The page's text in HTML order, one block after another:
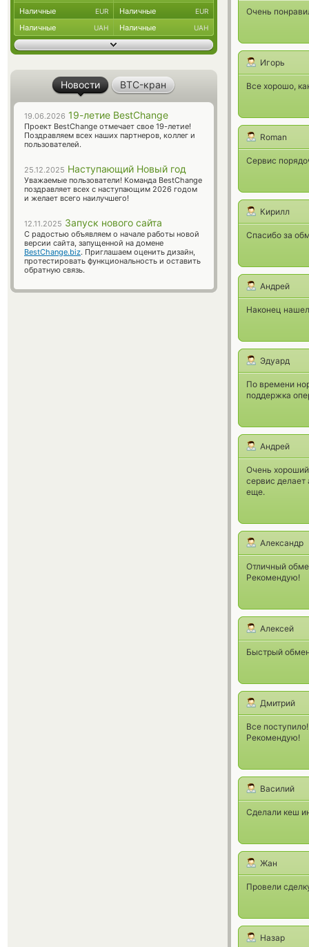
Очень
Игорь
Все хорошо,
Roman
Сервис
Кирилл
Спасибо за
Андрей
Наконец
Эдуард
По времени
поддержка
Андрей
Очень
сервис делает
еще.
Александр
Отличный
Рекомендую!
Алексей
Быстрый
Дмитрий
Все поступило!
Рекомендую!
Василий
Сделали кеш
Жан
Провели
Назар
Наличные EUR Наличные EUR
Наличные UAH Наличные UAH
Новости BTC-кран
19.06.2026 19-летие BestChange
Проект BestChange отмечает свое 19-летие!
Поздравляем всех наших партнеров, коллег и
пользователей.
25.12.2025 Наступающий Новый год
Уважаемые пользователи! Команда BestChange
поздравляет всех с наступающим 2026 годом
и желает всего наилучшего!
12.11.2025 Запуск нового сайта
С радостью объявляем о начале работы новой
версии сайта, запущенной на домене
BestChange.biz. Приглашаем оценить дизайн,
протестировать функциональность и оставить
обратную связь.